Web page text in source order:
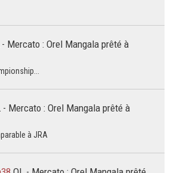
- Mercato : Orel Mangala prêté à
- Mercato : Orel Mangala prêté à
à JRA